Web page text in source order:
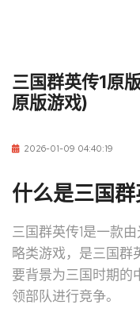
三国群英传1原
原版游戏)
2026-01-09 04:40:19
什么是三国群
三国群英传1是一款
略类游戏，是三国群
要背景为三国时期的
领部队进行竞争。